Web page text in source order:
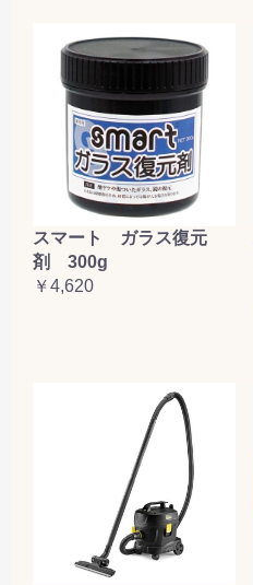
スマート ガラス復元
剤 300g
￥4,620